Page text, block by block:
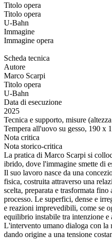
Titolo opera
Titolo opera
U-Bahn
Immagine
Immagine opera
Scheda tecnica
Autore
Marco Scarpi
Titolo opera
U-Bahn
Data di esecuzione
2025
Tecnica e supporto, misure
Tempera all'uovo su gesso, 190 x
Nota critica
Nota storico-critica
La pratica di Marco Scarpi si
ibrido, dove l'immagine smette di
Il suo lavoro nasce da una
fisica, costruita attraverso una
scelta, preparata e trasformata
processo. Le superfici, dense e
e reazioni imprevedibili, come se
equilibrio instabile tra intenzione e
L'intervento umano dialoga con la
dando origine a una tensione